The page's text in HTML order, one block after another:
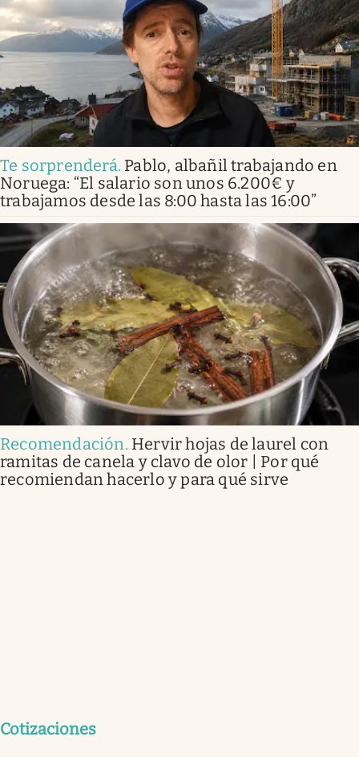
Te sorprenderá. Pablo, albañil trabajando en
Noruega: “El salario son unos 6.200€ y
trabajamos desde las 8:00 hasta las 16:00”
Recomendación. Hervir hojas de laurel con
ramitas de canela y clavo de olor | Por qué
recomiendan hacerlo y para qué sirve
Cotizaciones